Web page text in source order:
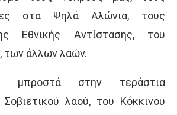
στα Ψηλά Αλώνια, τους
Εθνικής Αντίστασης, του
των άλλων λαών.
μπροστά στην τεράστια
λαού, του Κόκκινου